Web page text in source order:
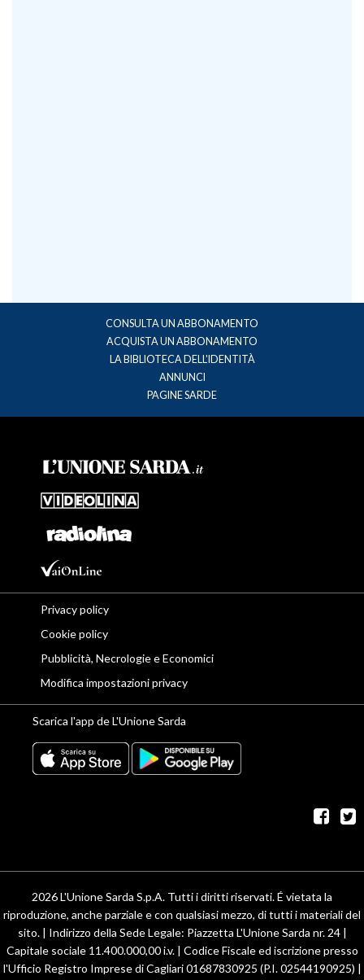
CONSULTA UN ABBONAMENTO
ACQUISTA UN ABBONAMENTO
LA BIBLIOTECA DELL'IDENTITÀ
ANNUNCI
PAGINE SARDE
Privacy policy
Cookie policy
Pubblicità, Necrologie e Economici
Modifica impostazioni privacy
Scarica l'app de L'Unione Sarda
2026 L'Unione Sarda S.p.A. Tutti i diritti riservati. É vietata la
riproduzione, anche parziale e con qualsiasi mezzo, di tutti i materiali del
sito. | Indirizzo della Sede Legale: Piazzetta L'Unione Sarda nr. 24 |
Capitale sociale 11.400.000,00 i.v. | Codice Fiscale ed iscrizione presso
l'Ufficio Registro Imprese di Cagliari 01687830925 (P.I. 02544190925) |